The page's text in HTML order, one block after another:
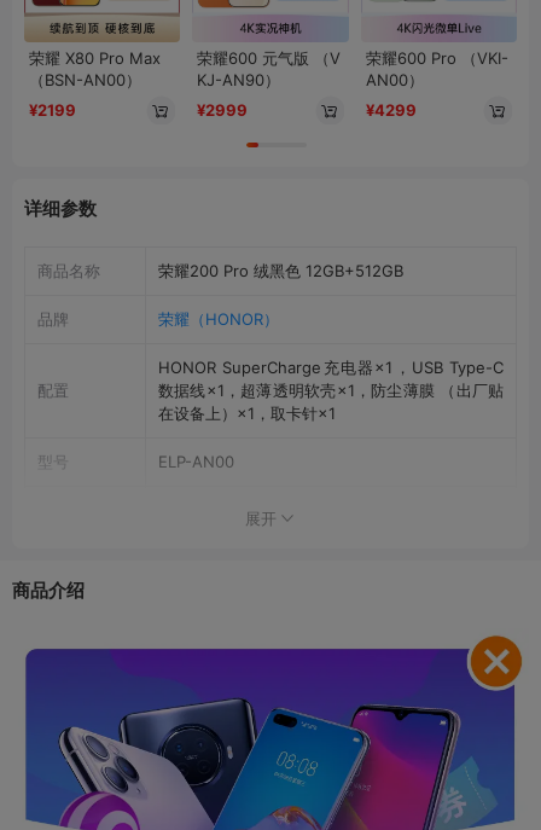
荣耀 X80 Pro Max
（BSN-AN00）
¥2199
荣耀600 元气版 （V
KJ-AN90）
¥2999
荣耀600 Pro （VKI-
AN00）
¥4299
详细参数
商品名称 荣耀200 Pro 绒黑色 12GB+512GB
品牌 荣耀（HONOR）
配置
HONOR SuperCharge充电器×1，USB Type-C
数据线×1，超薄透明软壳×1，防尘薄膜 （出厂贴
在设备上）×1，取卡针×1
型号 ELP-AN00
2024年5月27日
抗水防尘 IP55
512GB
运行内存 12GB
展开
商品介绍